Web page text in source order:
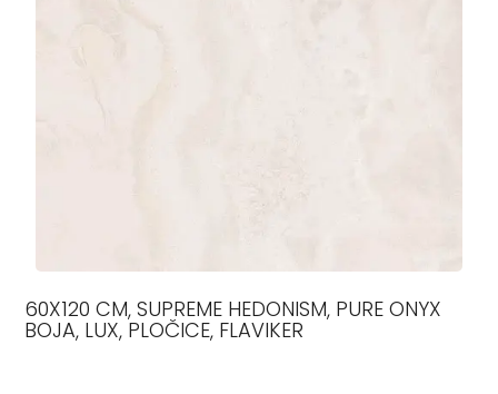
60X120 CM, SUPREME HEDONISM, PURE ONYX
BOJA, LUX, PLOČICE, FLAVIKER